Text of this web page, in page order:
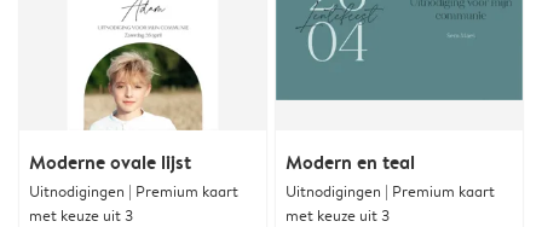
Moderne ovale lijst
Uitnodigingen | Premium kaart
met keuze uit 3
Modern en teal
Uitnodigingen | Premium kaart
met keuze uit 3